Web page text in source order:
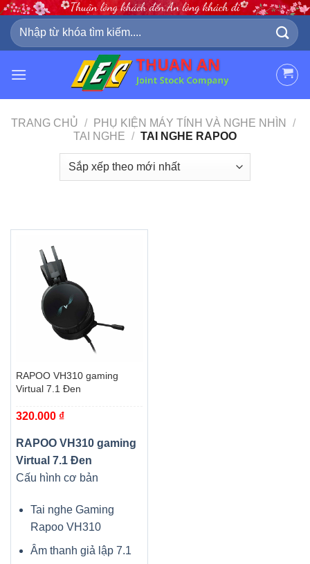
Skip
content
Tìm
kiếm:
TRANG CHỦ / PHỤ KIỆN MÁY TÍNH VÀ NGHE NHÌN
/
TAI NGHE / TAI NGHE RAPOO
RAPOO VH310 gaming
Virtual 7.1 Đen
320.000 ₫
RAPOO VH310 gaming
Virtual 7.1 Đen
Cấu hình cơ bản
Tai nghe Gaming
Rapoo VH310
Âm thanh giả lập 7.1